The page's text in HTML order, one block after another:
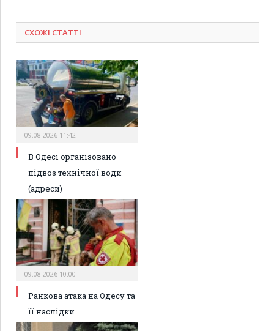
СХОЖІ СТАТТІ
09.08.2026 11:42
В Одесі організовано
підвоз технічної води
(адреси)
09.08.2026 10:00
Ранкова атака на Одесу та
її наслідки